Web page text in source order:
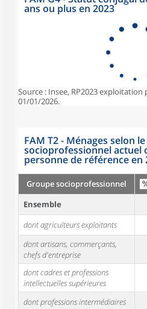
ans ou plus en 2023
Source : Insee, RP2023
01/01/2026.
FAM T2 - Ménages selon
socioprofessionnel actuel
personne de référence en
Groupe socioprofessionnel
Ensemble
dont agriculteurs exploitants
dont artisans, commerçants,
chefs d'entreprise
dont cadres et professions
intellectuelles supérieures
dont professions intermédiaires